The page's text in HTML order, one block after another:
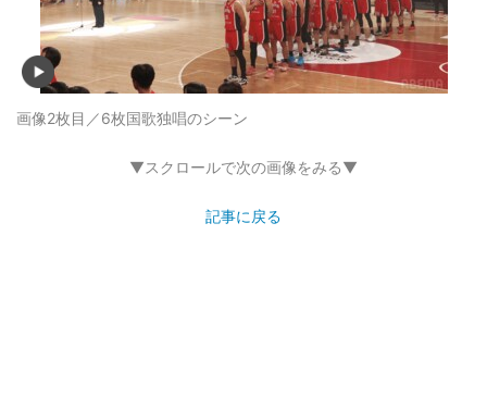
画像2枚目／6枚国歌独唱のシーン
▼スクロールで次の画像をみる▼
記事に戻る